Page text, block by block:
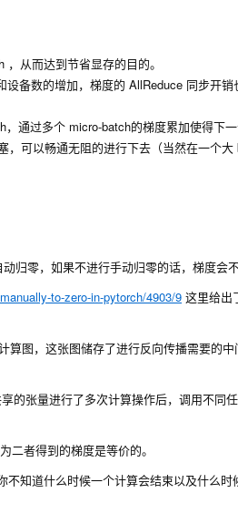
从而达到节省显存的目的。
备数的增加，梯度的 AllReduce 同步开销
通过多个 micro-batch的梯度累加使得下
可以畅通无阻的进行下去（当然在一个
归零，如果不进行手动归零的话，梯度会
to-zero-in-pytorch/4903/9 这里给出
算图，这张图储存了进行反向传播需要的
的张量进行了多次计算操作后，调用不同
二者得到的梯度是等价的。
知道什么时候一个计算会结束以及什么时